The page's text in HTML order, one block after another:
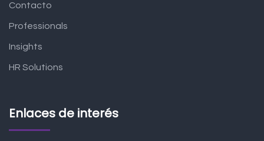
Contacto
Professionals
Insights
HR Solutions
Enlaces de interés